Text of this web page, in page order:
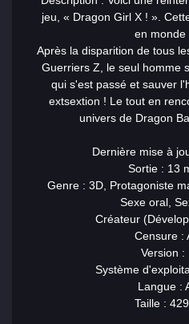
jeu, « Dragon Girl X ! ».
en monde
Après la disparition de tous
Guerriers Z, le seul homme
qui s'est passé et sauver
extsextion ! Le tout en
univers de Dragon
Dernière mise à
Sortie : 13
Genre : 3D, Protagoniste
Sexe oral,
Créateur
Censure :
Version :
Système
Langue :
Taille :